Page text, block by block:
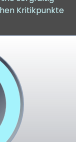
Kritikpunkte